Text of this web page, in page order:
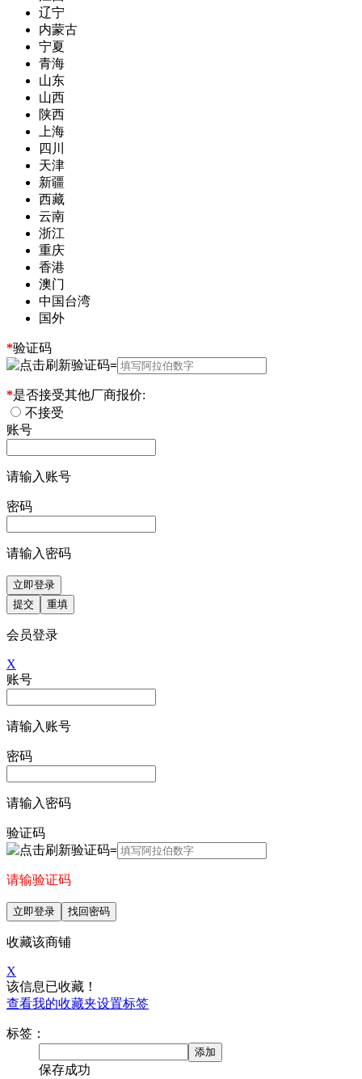
辽宁
内蒙古
宁夏
青海
山东
山西
陕西
上海
四川
天津
新疆
西藏
云南
浙江
重庆
香港
澳门
中国台湾
国外
*验证码
=
*是否接受其他厂商报价:
不接受
账号
请输入账号
密码
请输入密码
立即登录
提交
重填
会员登录
X
账号
请输入账号
密码
请输入密码
验证码
=
请输验证码
立即登录 找回密码
收藏该商铺
X
该信息已收藏！
查看我的收藏夹设置标签
标签：
添加
保存成功